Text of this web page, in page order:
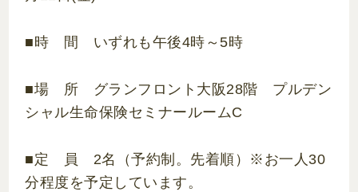
■時 間 いずれも午後4時～5時
■場 所 グランフロント大阪28階 プルデン
シャル生命保険セミナールームC
■定 員 2名（予約制。先着順）※お一人30
分程度を予定しています。